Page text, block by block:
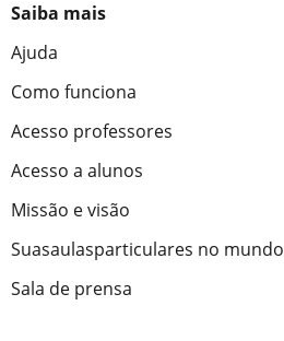
Saiba mais
Ajuda
Como funciona
Acesso professores
Acesso a alunos
Missão e visão
Suasaulasparticulares no mundo
Sala de prensa